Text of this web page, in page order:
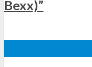
Bexx)”